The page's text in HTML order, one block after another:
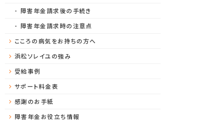
障害年金請求後の手続き
障害年金請求時の注意点
こころの病気をお持ちの方へ
浜松ソレイユの強み
受給事例
サポート料金表
感謝のお手紙
障害年金お役立ち情報